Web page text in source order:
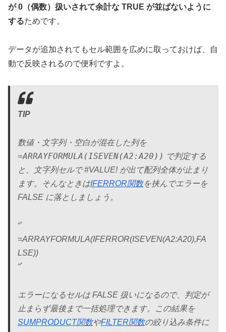
が 0（偶数）扱いされて余計な TRUE が並ばないように
するためです。
データが追加されてもセル範囲を広めに取っておけば、自
動で反映されるので便利ですよ。
TIP
数値・文字列・空白が混在した列を
=ARRAYFORMULA(ISEVEN(A2:A20)) で判定する
と、文字列セルで #VALUE! が出て配列全体が止まり
ます。そんなときはIFERROR関数を挟んでエラーを
FALSE に落としましょう。
“`
=ARRAYFORMULA(IFERROR(ISEVEN(A2:A20),FA
LSE))
“`
エラーになるセルは FALSE 扱いになるので、判定が
止まらず最後まで一括処理できます。この結果を
SUMPRODUCT関数やFILTER関数の絞り込み条件に